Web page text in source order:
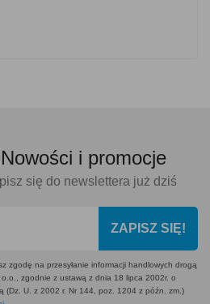
Nowości i promocje
się do newslettera już dziś
ZAPISZ SIĘ!
zgodę na przesyłanie informacji handlowych drogą
zgodnie z ustawą z dnia 18 lipca 2002r. o
(Dz. U. z 2002 r. Nr 144, poz. 1204 z późn. zm.)